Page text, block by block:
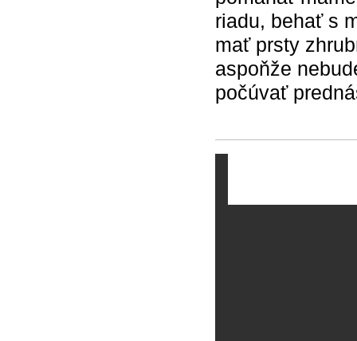
riadu, behať s
mať prsty
aspoňže
počúvať